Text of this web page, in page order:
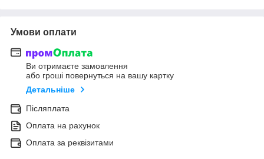
Умови оплати
Ви отримаєте замовлення
або гроші повернуться на вашу картку
Детальніше
Післяплата
Оплата на рахунок
Оплата за реквізитами